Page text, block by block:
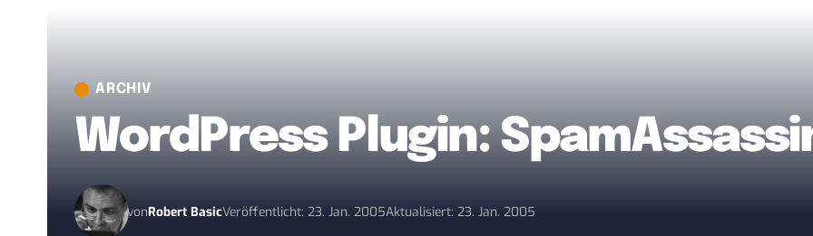
ARCHIV
WordPress Plugin:
vonRobert BasicVeröffentlicht: 23. Jan. 2005Aktualisiert: 23. Jan. 2005